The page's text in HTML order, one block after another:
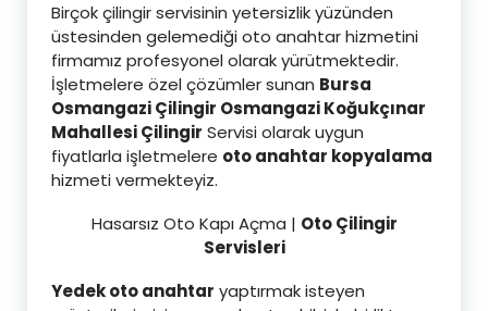
Birçok çilingir servisinin yetersizlik yüzünden
üstesinden gelemediği oto anahtar hizmetini
firmamız profesyonel olarak yürütmektedir.
İşletmelere özel çözümler sunan Bursa
Osmangazi Çilingir Osmangazi Koğukçınar
Mahallesi Çilingir Servisi olarak uygun
fiyatlarla işletmelere oto anahtar kopyalama
hizmeti vermekteyiz.
Hasarsız Oto Kapı Açma | Oto Çilingir
Servisleri
Yedek oto anahtar yaptırmak isteyen